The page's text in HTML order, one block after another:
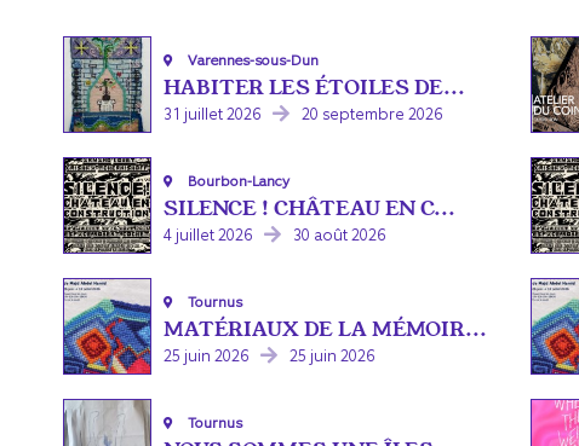
Varennes-sous-Dun
HABITER LES ÉTOILES DE...
31 juillet 2026 20 septembre 2026
Bourbon-Lancy
SILENCE ! CHÂTEAU EN C...
4 juillet 2026 30 août 2026
Tournus
MATÉRIAUX DE LA MÉMOIR...
25 juin 2026 25 juin 2026
Tournus